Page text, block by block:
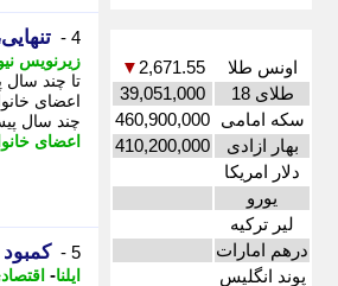
اونس طلا 2,671.55
▼
طلای 18
39,051,000
سکه امامی 460,900,000
بهار ازادی
410,200,000
دلار امریکا
یورو
لیر ترکیه
درهم امارات
پوند انگلیس
4 -
زیرنویس
تا چند سال
اعضای
چند سال
اعضای
5 -
ایلنا-